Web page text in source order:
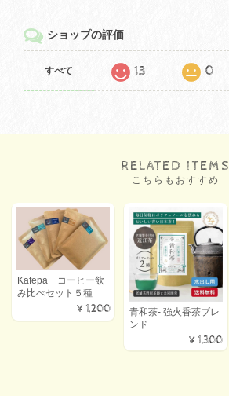
ショップの評価
すべて 13 0
RELATED ITEMS
こちらもおすすめ
Kafepa コーヒー飲
み比べセット５種
¥1,200
青和茶- 強火香茶ブレ
ンド
¥1,300